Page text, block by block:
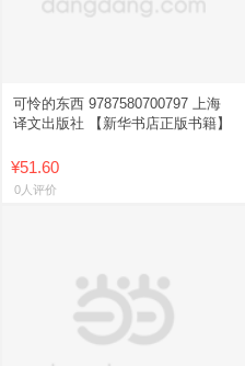
可怜的东西 9787580700797 上海
译文出版社 【新华书店正版书籍】
¥51.60
0人评价